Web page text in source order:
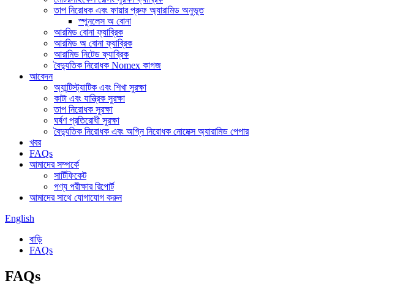
তাপ নিরোধক এবং ফায়ার প্রুফ অ্যারামিড অনুভূত
স্পুনলেস অ বোনা
আরমিড বোনা ফ্যাব্রিক
আরমিড অ বোনা ফ্যাব্রিক
আরামিড নিটেড ফ্যাব্রিক
বৈদ্যুতিক নিরোধক Nomex কাগজ
আবেদন
অ্যান্টিস্ট্যাটিক এবং শিখা সুরক্ষা
কাটা এবং যান্ত্রিক সুরক্ষা
তাপ নিরোধক সুরক্ষা
ঘর্ষণ প্রতিরোধী সুরক্ষা
বৈদ্যুতিক নিরোধক এবং অগ্নি নিরোধক নোমেক্স অ্যারামিড পেপার
খবর
FAQs
আমাদের সম্পর্কে
সার্টিফিকেট
পণ্য পরীক্ষার রিপোর্ট
আমাদের সাথে যোগাযোগ করুন
English
বাড়ি
FAQs
FAQs